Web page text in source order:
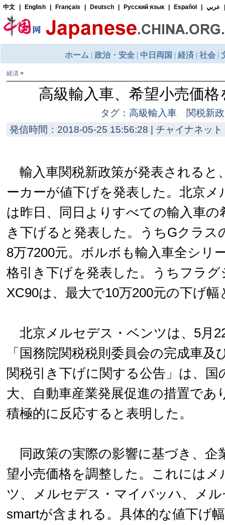
経済 >
高級輸入車、希望小売価
タグ：高級輸入車 関税新
発信時間：2018-05-25 15:56:28 | チャイナネッ
輸入車関税新政策が発表されると
ーカーが値下げを発表した。北京
は昨日、同日よりすべての輸入車の
き下げると発表した。うちGクラス
8万7200元。ボルボも輸入車全シリ
格引き下げを発表した。うちフラグ
XC90は、最大で10万200元の下げ幅
北京メルセデス・ベンツは、5月
「国務院関税税則委員会の完成車及
関税引き下げに関する公告」は、国
大、自動車産業発展促進の措置であ
積極的に反応すると表明した。
同政策の実際の影響に基づき、企
望小売価格を調整した。これにはメ
ツ、メルセデス・マイバッハ、メ
smartが含まれる。具体的な値下げ